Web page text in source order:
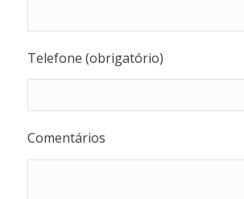
Telefone (obrigatório)
Comentários